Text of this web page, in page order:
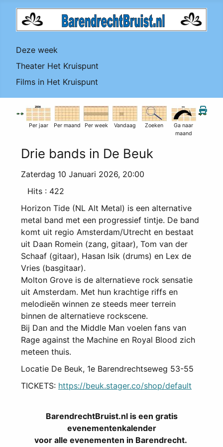
Deze week
Theater Het Kruispunt
Films in Het Kruispunt
Per jaar Per maand Per week Vandaag Zoeken
Ga naar
maand
Drie bands in De Beuk
Zaterdag 10 Januari 2026, 20:00
Hits : 422
Horizon Tide (NL Alt Metal) is een alternative
metal band met een progressief tintje. De band
komt uit regio Amsterdam/Utrecht en bestaat
uit Daan Romein (zang, gitaar), Tom van der
Schaaf (gitaar), Hasan Isik (drums) en Lex de
Vries (basgitaar).
Molton Grove is de alternatieve rock sensatie
uit Amsterdam. Met hun krachtige riffs en
melodieën winnen ze steeds meer terrein
binnen de alternatieve rockscene.
Bij Dan and the Middle Man voelen fans van
Rage against the Machine en Royal Blood zich
meteen thuis.
Locatie De Beuk, 1e Barendrechtseweg 53-55
TICKETS: https://beuk.stager.co/shop/default
BarendrechtBruist.nl is een gratis
evenementenkalender
voor alle evenementen in Barendrecht.